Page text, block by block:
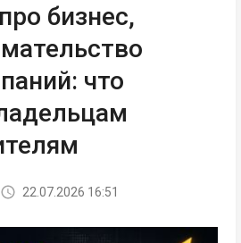
бизнес,
что
22.07.2026 16:51